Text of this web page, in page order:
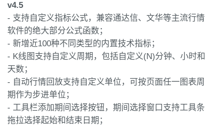
v4.5
- 支持自定义指标公式，兼容通达信、文华等主流行情
软件的绝大部分公式函数；
- 新增近100种不同类型的内置技术指标；
- K线图支持自定义周期，包括自定义(N)分钟、小时和
天数；
- 自动行情回放支持自定义单位，可按页面任一图表周
期作为步进单位；
- 工具栏添加期间选择按钮，期间选择窗口支持工具条
拖拉选择起始和结束日期；